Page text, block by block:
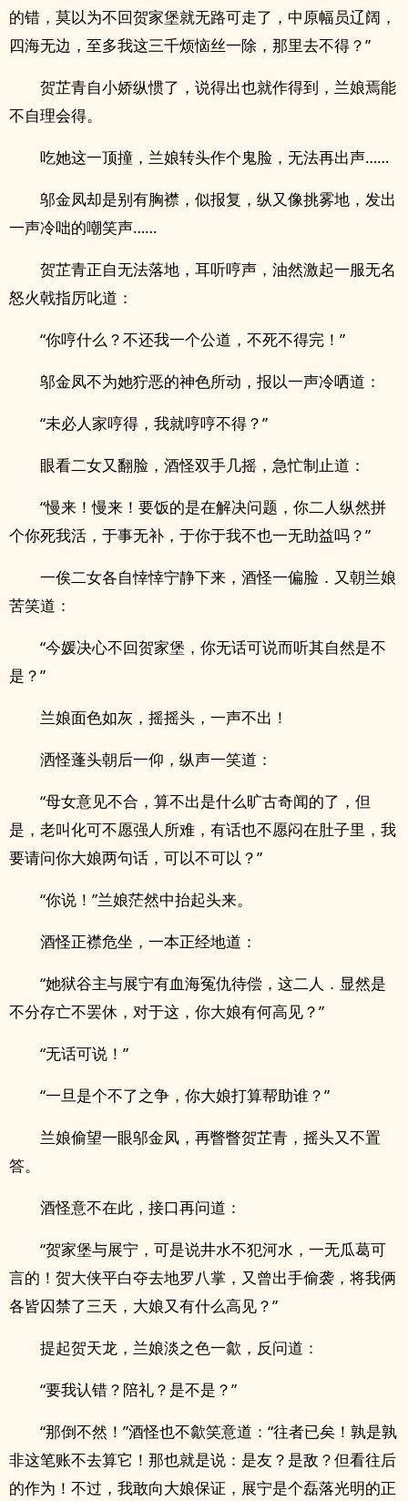
的错，莫以为不回贺家堡就无路可走了，中原幅员辽阔，
四海无边，至多我这三千烦恼丝一除，那里去不得？”
贺芷青自小娇纵惯了，说得出也就作得到，兰娘焉能
不自理会得。
吃她这一顶撞，兰娘转头作个鬼脸，无法再出声……
邬金凤却是别有胸襟，似报复，纵又像挑雾地，发出
一声冷咄的嘲笑声……
贺芷青正自无法落地，耳听哼声，油然激起一服无名
怒火戟指厉叱道：
“你哼什么？不还我一个公道，不死不得完！”
邬金凤不为她狞恶的神色所动，报以一声冷哂道：
“未必人家哼得，我就哼哼不得？”
眼看二女又翻脸，酒怪双手几摇，急忙制止道：
“慢来！慢来！要饭的是在解决问题，你二人纵然拼
个你死我活，于事无补，于你于我不也一无助益吗？”
一俟二女各自悻悻宁静下来，酒怪一偏脸．又朝兰娘
苦笑道：
“今媛决心不回贺家堡，你无话可说而听其自然是不
是？”
兰娘面色如灰，摇摇头，一声不出！
洒怪蓬头朝后一仰，纵声一笑道：
“母女意见不合，算不出是什么旷古奇闻的了，但
是，老叫化可不愿强人所难，有话也不愿闷在肚子里，我
要请问你大娘两句话，可以不可以？”
“你说！”兰娘茫然中抬起头来。
酒怪正襟危坐，一本正经地道：
“她狱谷主与展宁有血海冤仇待偿，这二人．显然是
不分存亡不罢休，对于这，你大娘有何高见？”
“无话可说！”
“一旦是个不了之争，你大娘打算帮助谁？”
兰娘偷望一眼邬金凤，再瞥瞥贺芷青，摇头又不置
答。
酒怪意不在此，接口再问道：
“贺家堡与展宁，可是说井水不犯河水，一无瓜葛可
言的！贺大侠平白夺去地罗八掌，又曾出手偷袭，将我俩
各皆囚禁了三天，大娘又有什么高见？”
提起贺天龙，兰娘淡之色一歙，反问道：
“要我认错？陪礼？是不是？”
“那倒不然！”酒怪也不歙笑意道：“往者已矣！孰是孰
非这笔账不去算它！那也就是说：是友？是敌？但看往后
的作为！不过，我敢向大娘保证，展宁是个磊落光明的正